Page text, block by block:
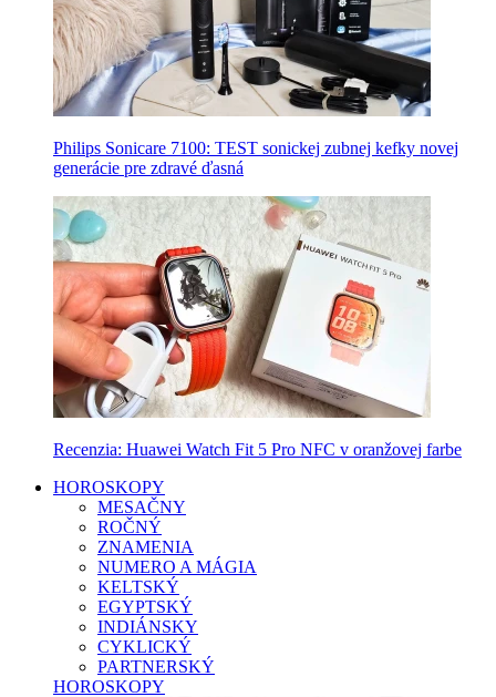
Philips Sonicare 7100: TEST sonickej zubnej kefky novej
generácie pre zdravé ďasná
Recenzia: Huawei Watch Fit 5 Pro NFC v oranžovej farbe
HOROSKOPY
MESAČNY
ROČNÝ
ZNAMENIA
NUMERO A MÁGIA
KELTSKÝ
EGYPTSKÝ
INDIÁNSKY
CYKLICKÝ
PARTNERSKÝ
HOROSKOPY